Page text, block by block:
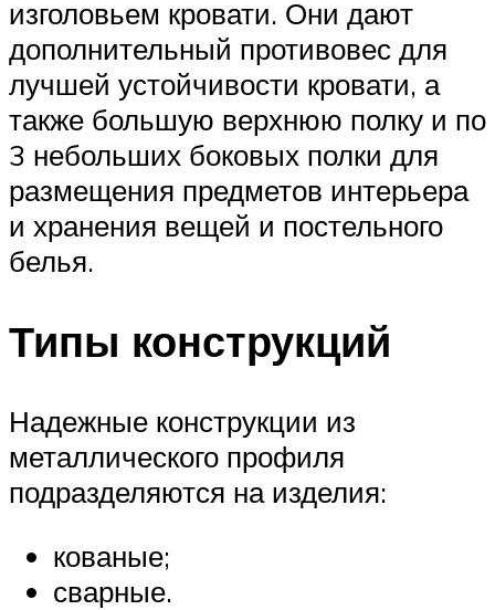
изголовьем кровати. Они дают
дополнительный противовес для
лучшей устойчивости кровати, а
также большую верхнюю полку и по
3 небольших боковых полки для
размещения предметов интерьера
и хранения вещей и постельного
белья.
Типы конструкций
Надежные конструкции из
металлического профиля
подразделяются на изделия:
кованые;
сварные.